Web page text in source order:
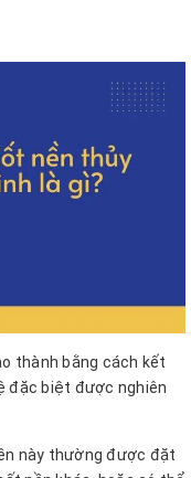
thành bằng cách kết
đặc biệt được nghiên
này thường được đặt